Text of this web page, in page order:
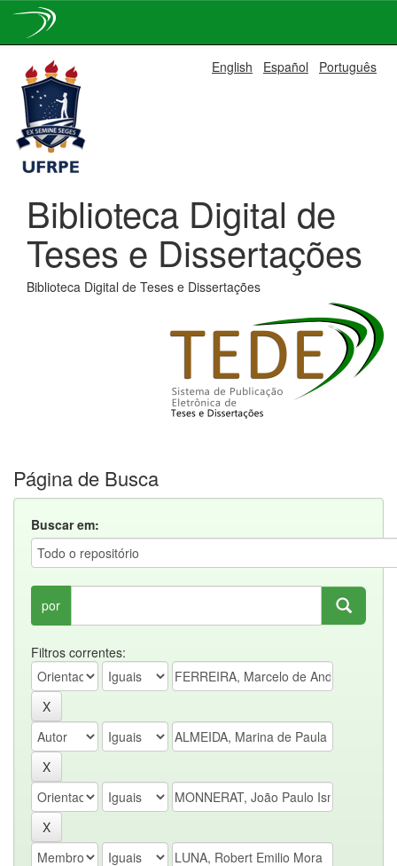
navigation
English Español Português
Biblioteca Digital de
Teses e Dissertações
Biblioteca Digital de Teses e Dissertações
Página de Busca
Buscar em:
por
Filtros correntes: